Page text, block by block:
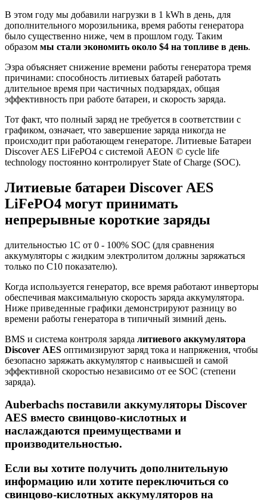
В этом году мы добавили нагрузки в 1 kWh в день, для
дополнительного морозильника, время работы генератора
было существенно ниже, чем в прошлом году. Таким
образом мы стали экономить около $4 на топливе в день.
Эзра объясняет снижение времени работы генератора тремя
причинами: способность литиевых батарей работать
длительное время при частичных подзарядах, общая
эффективность при работе батареи, и скорость заряда.
Тот факт, что полный заряд не требуется в соответствии с
графиком, означает, что завершение заряда никогда не
происходит при работающем генераторе. Литиевые Батареи
Discover AES LiFePO4 с системой AEON © cycle life
technology постоянно контролирует State of Charge (SOC).
Литиевые батареи Discover AES
LiFePO4 могут принимать
непрерывные короткие заряды
длительностью 1С от 0 - 100% SOC (для сравнения
аккумуляторы с жидким электролитом должны заряжаться
только по С10 показателю).
Когда используется генератор, все время работают инверторы
обеспечивая максимальную скорость заряда аккумулятора.
Ниже приведенные графики демонстрируют разницу во
времени работы генератора в типичный зимний день.
BMS и система контроля заряда литиевого аккумулятора
Discover AES оптимизируют заряд тока и напряжения, чтобы
безопасно заряжать аккумулятор с наивысшей и самой
эффективной скоростью независимо от ее SOC (степени
заряда).
Auberbachs поставили аккумуляторы Discover
AES вместо свинцово-кислотных и
наслаждаются преимуществами и
производительностью.
Если вы хотите получить дополнительную
информацию или хотите переключиться со
свинцово-кислотных аккумуляторов на